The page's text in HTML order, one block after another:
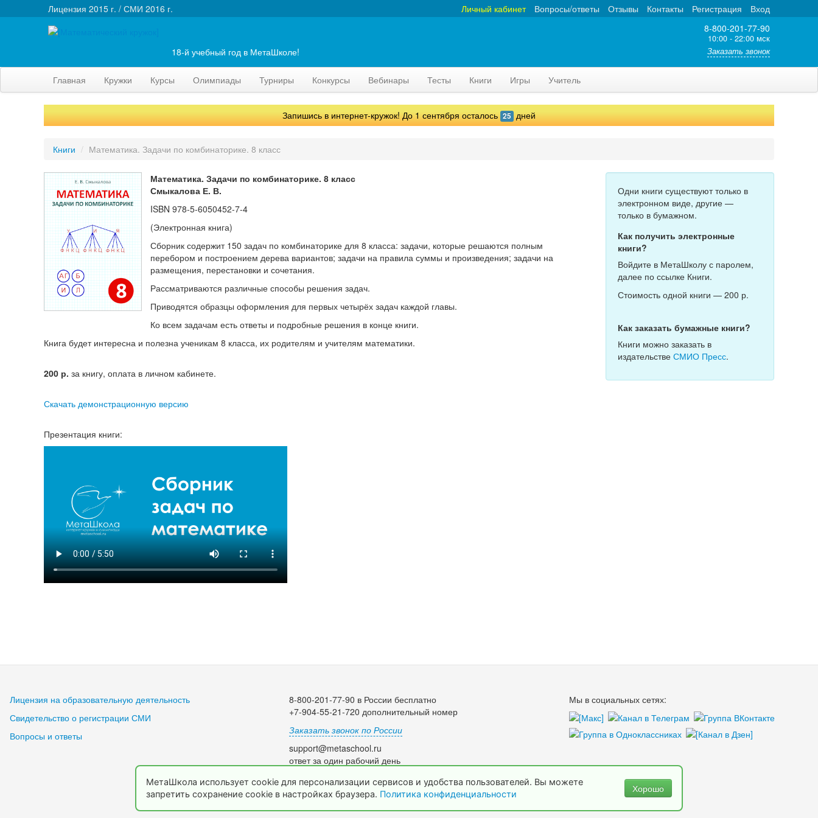
Лицензия 2015 г. / СМИ 2016 г. Вход
Регистрация
Контакты
Отзывы
Вопросы/ответы
Личный кабинет
8-800-201-77-90
10:00 - 22:00 мск
Заказать звонок
18-й учебный год в МетаШколе!
Главная Кружки Курсы Олимпиады Турниры Конкурсы Вебинары Тесты Книги Игры Учитель
Запишись в интернет-кружок! До 1 сентября осталось 25 дней
Книги / Математика. Задачи по комбинаторике. 8 класс
Математика. Задачи по комбинаторике. 8 класс
Смыкалова Е. В.
ISBN 978-5-6050452-7-4
(Электронная книга)
Сборник содержит 150 задач по комбинаторике для 8 класса: задачи, которые решаются полным
перебором и построением дерева вариантов; задачи на правила суммы и произведения; задачи на
размещения, перестановки и сочетания.
Рассматриваются различные способы решения задач.
Приводятся образцы оформления для первых четырёх задач каждой главы.
Ко всем задачам есть ответы и подробные решения в конце книги.
Книга будет интересна и полезна ученикам 8 класса, их родителям и учителям математики.
200 р. за книгу, оплата в личном кабинете.
Скачать демонстрационную версию
Презентация книги:
Одни книги существуют только в
электронном виде, другие —
только в бумажном.
Как получить электронные
книги?
Войдите в МетаШколу с паролем,
далее по ссылке Книги.
Стоимость одной книги — 200 р.
Как заказать бумажные книги?
Книги можно заказать в
издательствеСМИО Пресс.
Лицензия на образовательную деятельность
Свидетельство о регистрации СМИ
Вопросы и ответы
8-800-201-77-90 в России бесплатно
+7-904-55-21-720 дополнительный номер
Заказать звонок по России
support@metaschool.ru
ответ за один рабочий день
Мы в социальных сетях:
© 2009-2026 МетаШкола, www.metaschool.ru
МетаШкола использует cookie для персонализации сервисов и удобства пользователей. Вы можете
запретить сохранение cookie в настройках браузера. Политика конфиденциальности Хорошо